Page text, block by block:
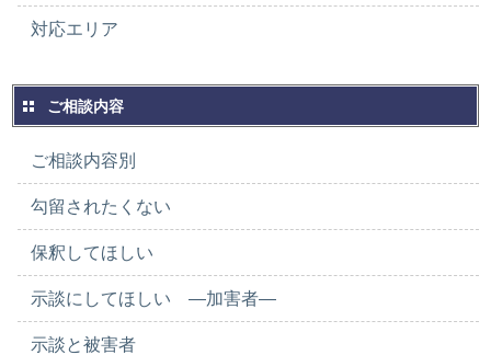
対応エリア
ご相談内容
ご相談内容別
勾留されたくない
保釈してほしい
示談にしてほしい ―加害者―
示談と被害者